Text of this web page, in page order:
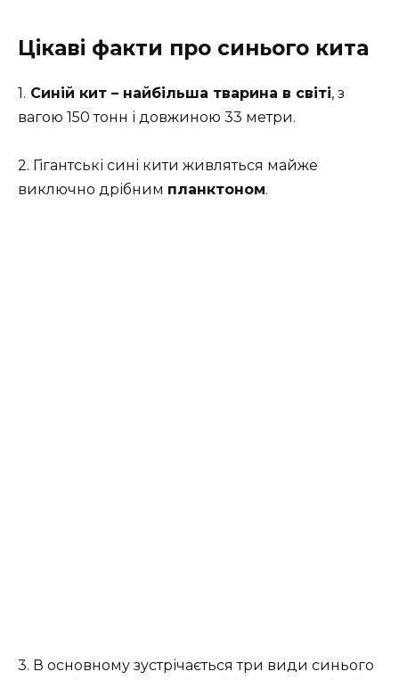
Цікаві факти про синього кита
1. Синій кит – найбільша тварина в світі, з
вагою 150 тонн і довжиною 33 метри.
2. Гігантські сині кити живляться майже
виключно дрібним планктоном.
3. В основному зустрічається три види синього